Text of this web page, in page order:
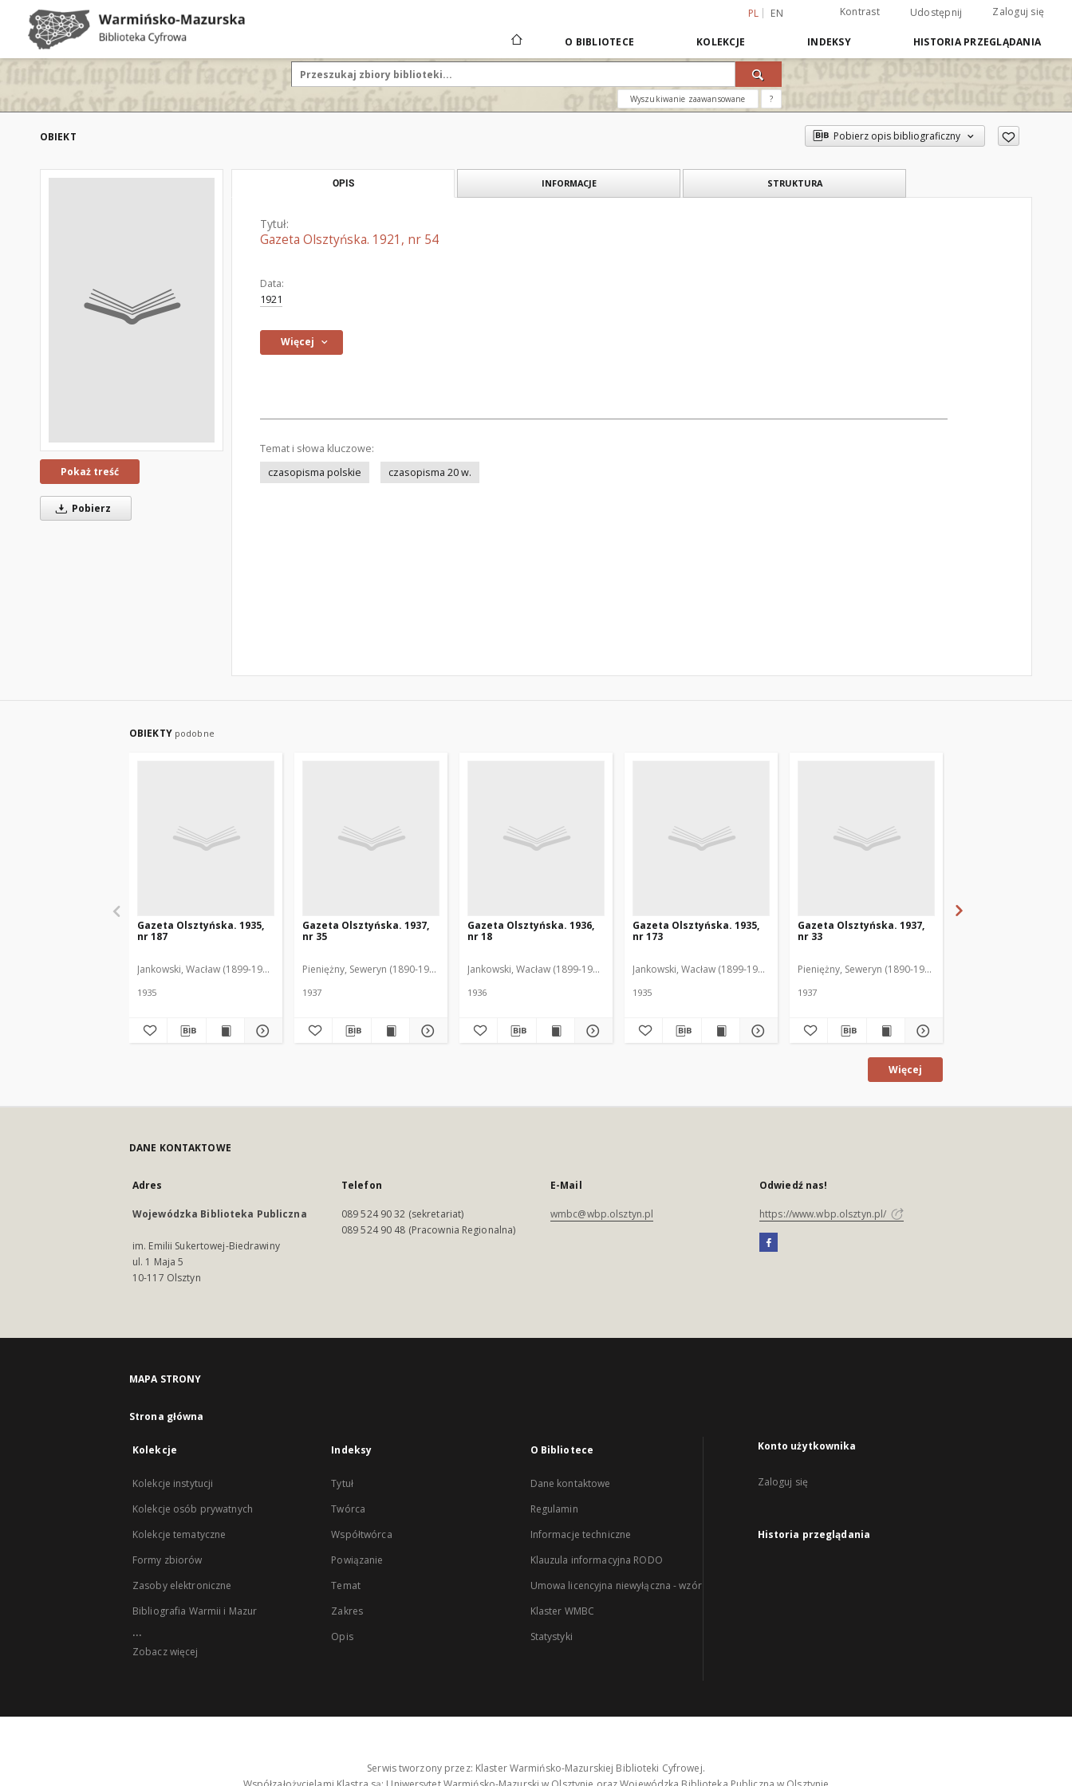
PL EN Kontrast Udostępnij Zaloguj się
O BIBLIOTECE KOLEKCJE INDEKSY HISTORIA PRZEGLĄDANIA
Wyszukiwanie zaawansowane ?
OBIEKT Pobierz opis bibliograficzny
Pokaż treść
Pobierz
OPIS INFORMACJE STRUKTURA
Tytuł:
Gazeta Olsztyńska. 1921, nr 54
Data:
1921
Więcej
Temat i słowa kluczowe:
czasopisma polskie
czasopisma 20 w.
OBIEKTY podobne
Gazeta Olsztyńska. 1935,
nr 187
Jankowski, Wacław (1899-1975). Red.
1935
Gazeta Olsztyńska. 1937,
nr 35
Pieniężny, Seweryn (1890-1940). Red.
1937
Gazeta Olsztyńska. 1936,
nr 18
Jankowski, Wacław (1899-1975). Red.
1936
Gazeta Olsztyńska. 1935,
nr 173
Jankowski, Wacław (1899-1975). Red.
1935
Gazeta Olsztyńska. 1937,
nr 33
Pieniężny, Seweryn (1890-1940). Red.
1937
Więcej
DANE KONTAKTOWE
Adres
Wojewódzka Biblioteka Publiczna
im. Emilii Sukertowej-Biedrawiny
ul. 1 Maja 5
10-117 Olsztyn
Telefon
089 524 90 32 (sekretariat)
089 524 90 48 (Pracownia Regionalna)
E-Mail
wmbc@wbp.olsztyn.pl
Odwiedź nas!
https://www.wbp.olsztyn.pl/
MAPA STRONY
Strona główna
Kolekcje
Kolekcje instytucji
Kolekcje osób prywatnych
Kolekcje tematyczne
Formy zbiorów
Zasoby elektroniczne
Bibliografia Warmii i Mazur
...
Zobacz więcej
Indeksy
Tytuł
Twórca
Współtwórca
Powiązanie
Temat
Zakres
Opis
O Bibliotece
Dane kontaktowe
Regulamin
Informacje techniczne
Klauzula informacyjna RODO
Umowa licencyjna niewyłączna - wzór
Klaster WMBC
Statystyki
Konto użytkownika
Zaloguj się
Historia przeglądania
Serwis tworzony przez: Klaster Warmińsko-Mazurskiej Biblioteki Cyfrowej.